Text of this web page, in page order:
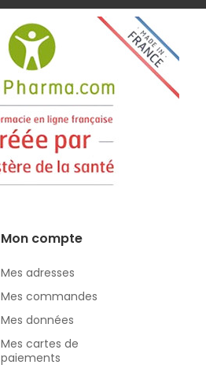
Mon compte
Mes adresses
Mes commandes
Mes données
Mes cartes de
paiements